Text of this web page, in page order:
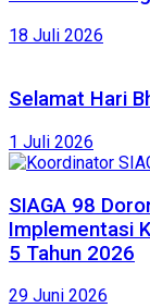
18 Juli 2026
Selamat Hari
1 Juli 2026
SIAGA 98
Implementasi
5 Tahun 2026
29 Juni 2026